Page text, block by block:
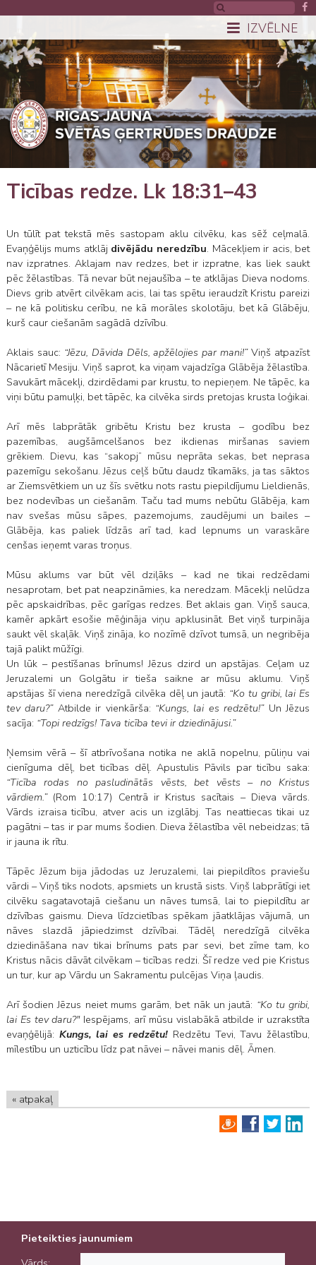
IZVĒLNE
Ticības redze. Lk 18:31–43
Un tūlīt pat tekstā mēs sastopam aklu cilvēku, kas sēž ceļmalā.
Evaņģēlijs mums atklāj divējādu neredzību. Mācekļiem ir acis, bet
nav izpratnes. Aklajam nav redzes, bet ir izpratne, kas liek saukt
pēc žēlastības. Tā nevar būt nejaušība – te atklājas Dieva nodoms.
Dievs grib atvērt cilvēkam acis, lai tas spētu ieraudzīt Kristu pareizi
– ne kā politisku cerību, ne kā morāles skolotāju, bet kā Glābēju,
kurš caur ciešanām sagādā dzīvību.
Aklais sauc: “Jēzu, Dāvida Dēls, apžēlojies par mani!”Viņš atpazīst
Nācarietī Mesiju. Viņš saprot, ka viņam vajadzīga Glābēja žēlastība.
Savukārt mācekļi, dzirdēdami par krustu, to nepieņem. Ne tāpēc, ka
viņi būtu pamuļķi, bet tāpēc, ka cilvēka sirds pretojas krusta loģikai.
Arī mēs labprātāk gribētu Kristu bez krusta – godību bez
pazemības, augšāmcelšanos bez ikdienas miršanas saviem
grēkiem. Dievu, kas “sakopj” mūsu neprāta sekas, bet neprasa
pazemīgu sekošanu. Jēzus ceļš būtu daudz tīkamāks, ja tas sāktos
ar Ziemsvētkiem un uz šīs svētku nots rastu piepildījumu Lieldienās,
bez nodevības un ciešanām. Taču tad mums nebūtu Glābēja, kam
nav svešas mūsu sāpes, pazemojums, zaudējumi un bailes –
Glābēja, kas paliek līdzās arī tad, kad lepnums un varaskāre
cenšas ieņemt varas troņus.
Mūsu aklums var būt vēl dziļāks – kad ne tikai redzēdami
nesaprotam, bet pat neapzināmies, ka neredzam. Mācekļi nelūdza
pēc apskaidrības, pēc garīgas redzes. Bet aklais gan. Viņš sauca,
kamēr apkārt esošie mēģināja viņu apklusināt. Bet viņš turpināja
saukt vēl skaļāk. Viņš zināja, ko nozīmē dzīvot tumsā, un negribēja
tajā palikt mūžīgi.
Un lūk – pestīšanas brīnums! Jēzus dzird un apstājas. Ceļam uz
Jeruzalemi un Golgātu ir tieša saikne ar mūsu aklumu. Viņš
apstājas šī viena neredzīgā cilvēka dēļ un jautā: “Ko tu gribi, lai Es
tev daru?” Atbilde ir vienkārša: “Kungs, lai es redzētu!” Un Jēzus
sacīja: “Topi redzīgs! Tava ticība tevi ir dziedinājusi.”
Ņemsim vērā – šī atbrīvošana notika ne aklā nopelnu, pūliņu vai
cienīguma dēļ, bet ticības dēļ. Apustulis Pāvils par ticību saka:
“Ticība rodas no pasludinātās vēsts, bet vēsts – no Kristus
vārdiem.”(Rom 10:17) Centrā ir Kristus sacītais – Dieva vārds.
Vārds izraisa ticību, atver acis un izglābj. Tas neattiecas tikai uz
pagātni – tas ir par mums šodien. Dieva žēlastība vēl nebeidzas; tā
ir jauna ik rītu.
Tāpēc Jēzum bija jādodas uz Jeruzalemi, lai piepildītos praviešu
vārdi – Viņš tiks nodots, apsmiets un krustā sists. Viņš labprātīgi iet
cilvēku sagatavotajā ciešanu un nāves tumsā, lai to piepildītu ar
dzīvības gaismu. Dieva līdzcietības spēkam jāatklājas vājumā, un
nāves slazdā jāpiedzimst dzīvībai. Tādēļ neredzīgā cilvēka
dziedināšana nav tikai brīnums pats par sevi, bet zīme tam, ko
Kristus nācis dāvāt cilvēkam – ticības redzi. Šī redze ved pie Kristus
un tur, kur ap Vārdu un Sakramentu pulcējas Viņa ļaudis.
Arī šodien Jēzus neiet mums garām, bet nāk un jautā: “Ko tu gribi,
lai Es tev daru?" Iespējams, arī mūsu vislabākā atbilde ir uzrakstīta
evaņģēlijā: Kungs, lai es redzētu! Redzētu Tevi, Tavu žēlastību,
mīlestību un uzticību līdz pat nāvei – nāvei manis dēļ. Āmen.
« atpakaļ
Pieteikties jaunumiem